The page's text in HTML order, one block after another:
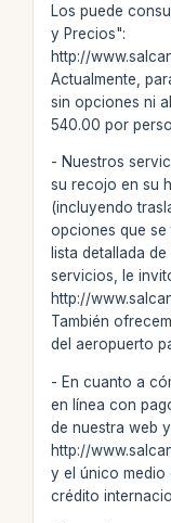
Los puede
y Precios":
http://
Actualmente,
sin opciones ni
540.00 por
- Nuestros
su recojo en su
(incluyendo
opciones que se
lista detallada
servicios, le
http://
También
del aeropuerto
- En cuanto a
en línea con
de nuestra web
http://
y el único medio
crédito